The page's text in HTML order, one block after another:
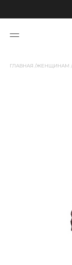
ГЛАВНАЯ ЖЕНЩИНАМ